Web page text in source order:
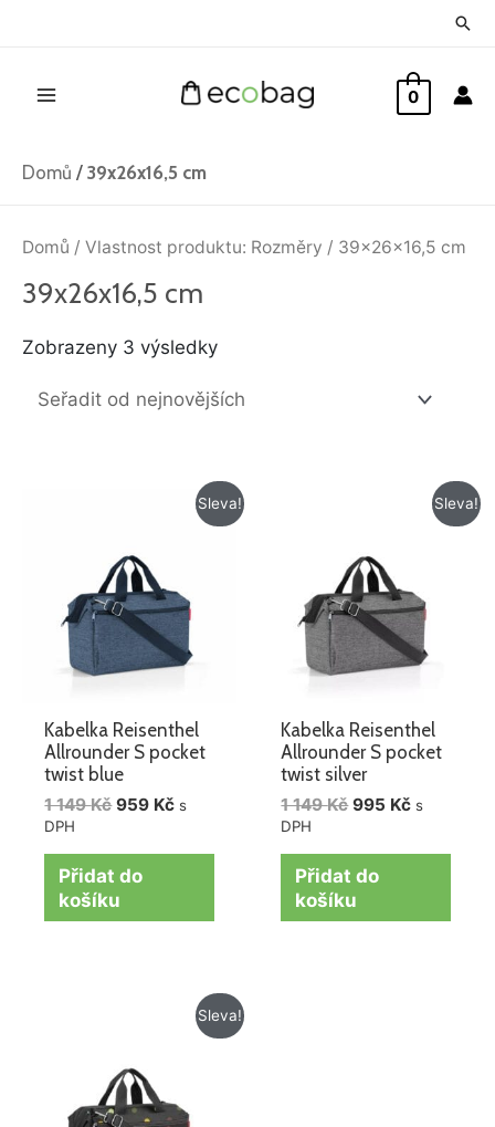
0
Domů / 39x26x16,5 cm
Domů / Vlastnost produktu: Rozměry / 39x26x16,5 cm
39x26x16,5 cm
Zobrazeny 3 výsledky
nejnovějších
Sleva!
Kabelka Reisenthel
Allrounder S pocket
twist blue
1 149Kč
1
149 Kč.
959 Kč
Aktuální
cena
s
DPH
Přidat do
košíku
Sleva!
Kabelka Reisenthel
Allrounder S pocket
twist silver
1 149Kč
1
149 Kč.
995 Kč
Aktuální
cena
s
DPH
Přidat do
košíku
Sleva!
1
049 Kč.
Aktuální
cena